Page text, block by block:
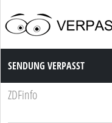
Sendung Verpasst
SENDUNG VERPASST
ZDFinfo